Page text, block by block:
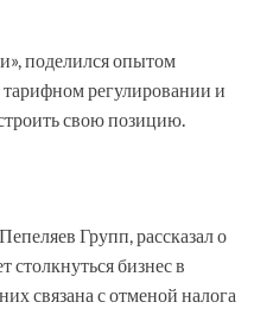
поделился опытом
тарифном регулировании и
свою позицию.
Групп, рассказал о
бизнес в
связана с отменой налога